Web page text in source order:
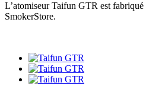
L’atomiseur Taifun GTR est
SmokerStore.